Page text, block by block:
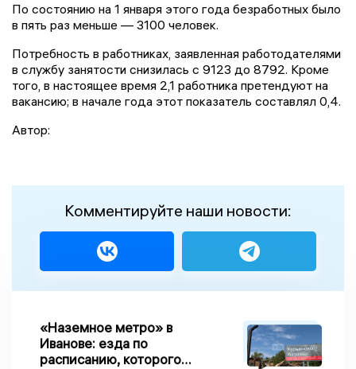
По состоянию на 1 января этого года безработных было
в пять раз меньше — 3100 человек.
Потребность в работниках, заявленная работодателями
в службу занятости снизилась с 9123 до 8792. Кроме
того, в настоящее время 2,1 работника претендуют на
вакансию; в начале года этот показатель составлял 0,4.
Автор:
Комментируйте наши новости:
«Наземное метро» в
Иванове: езда по
расписанию, которого